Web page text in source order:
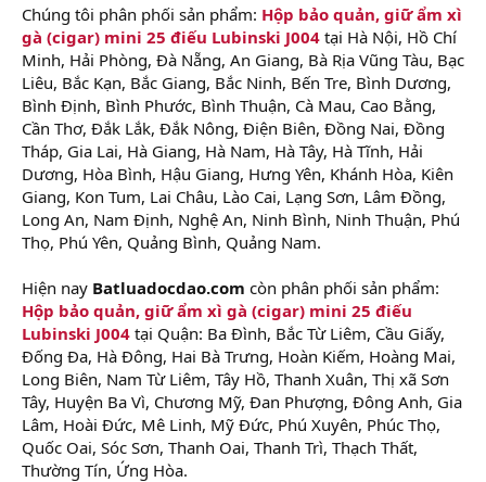
Chúng tôi phân phối sản phẩm: Hộp bảo quản, giữ ẩm xì
gà (cigar) mini 25 điếu Lubinski J004 tại Hà Nội, Hồ Chí
Minh, Hải Phòng, Đà Nẵng, An Giang, Bà Rịa Vũng Tàu, Bạc
Liêu, Bắc Kạn, Bắc Giang, Bắc Ninh, Bến Tre, Bình Dương,
Bình Định, Bình Phước, Bình Thuận, Cà Mau, Cao Bằng,
Cần Thơ, Đắk Lắk, Đắk Nông, Điện Biên, Đồng Nai, Đồng
Tháp, Gia Lai, Hà Giang, Hà Nam, Hà Tây, Hà Tĩnh, Hải
Dương, Hòa Bình, Hậu Giang, Hưng Yên, Khánh Hòa, Kiên
Giang, Kon Tum, Lai Châu, Lào Cai, Lạng Sơn, Lâm Đồng,
Long An, Nam Định, Nghệ An, Ninh Bình, Ninh Thuận, Phú
Thọ, Phú Yên, Quảng Bình, Quảng Nam.
Hiện nay Batluadocdao.com còn phân phối sản phẩm:
Hộp bảo quản, giữ ẩm xì gà (cigar) mini 25 điếu
Lubinski J004 tại Quận: Ba Đình, Bắc Từ Liêm, Cầu Giấy,
Đống Đa, Hà Đông, Hai Bà Trưng, Hoàn Kiếm, Hoàng Mai,
Long Biên, Nam Từ Liêm, Tây Hồ, Thanh Xuân, Thị xã Sơn
Tây, Huyện Ba Vì, Chương Mỹ, Đan Phượng, Đông Anh, Gia
Lâm, Hoài Đức, Mê Linh, Mỹ Đức, Phú Xuyên, Phúc Thọ,
Quốc Oai, Sóc Sơn, Thanh Oai, Thanh Trì, Thạch Thất,
Thường Tín, Ứng Hòa.